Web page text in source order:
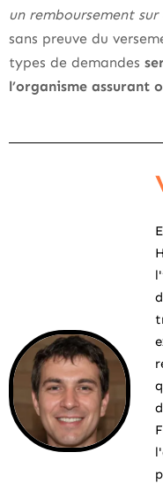
un remboursement
sans preuve du
types de demandes
l’organisme assurant